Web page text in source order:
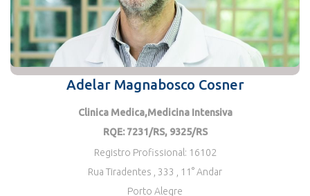
Adelar Magnabosco Cosner
Clinica Medica,medicina Intensiva
RQE: 7231/RS, 9325/RS
Registro Profissional: 16102
Rua Tiradentes , 333
, 11° Andar
Porto Alegre